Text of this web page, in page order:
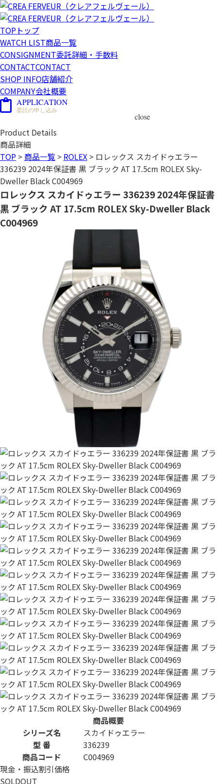
TOP トップ
WATCH LIST商品一覧
CONSIGNMENT委託詳細・手数料
CONTACTCONTACT
SHOP INFO店舗紹介
COMPANY会社概要
APPLICATION
委託の申し込み
close
Product Details
商品詳細
TOP > 商品一覧 > ROLEX > ロレックス スカイドゥエラー
336239 2024年保証書 黒 ブラック AT 17.5cm ROLEX Sky-
Dweller Black C004969
ロレックス スカイドゥエラー 336239 2024年保証書
黒 ブラック AT 17.5cm ROLEX Sky-Dweller Black
C004969
商品概要
シリーズ名
スカイドゥエラー
型 番
336239
商品コード
C004969
現金・振込割引価格
SOLDOUT